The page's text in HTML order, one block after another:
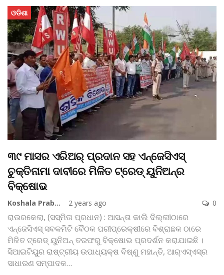
ଓଡିଶା
୩୯ ମାସର ଏରିଅର୍‌ ପ୍ରଦାନ ସହ ଏନ୍‌ଜେସିଏସ୍‌
ଚୁକ୍ତିନାମା ଦାବୀରେ ମିଳିତ ଟ୍ରେଡ୍‌ ୟୁନିଅନ୍‌ର
ବିକ୍ଷୋଭ
Koshala Prabaha 2 years ago 0
ରାଉରକେଲା, (ସସ୍ମିତା ପ୍ରଧାନ) : ଆସନ୍ତା କାଲି ଦିଲ୍ଲୀଠାରେ
ଏନ୍‌ଜେସିଏସ୍‌ ସବକମିଟି ବୈଠକ ପରୀପ୍ରେକ୍ଷୀରେ ବିଶ୍ରାଛକ ଠାରେ
ମିଳିତ ଟ୍ରେଡ୍‌ ୟୁନିଅନ୍‌ ତରଫରୁ ବିକ୍ଷୋଭ ପ୍ରଦର୍ଶନ କରାଯାଇଛି ।
ସିଆଇଟିୟୁର ରାଷ୍ଟ୍ରୀୟ ଉପାଧ୍ୟକ୍ଷ ବିଷ୍ଣୁ ମହାନ୍ତି, ଆର୍‌ଏସ୍‌ଏସ୍‌ର
ସାଧାରଣ ସମ୍ପାଦକ…